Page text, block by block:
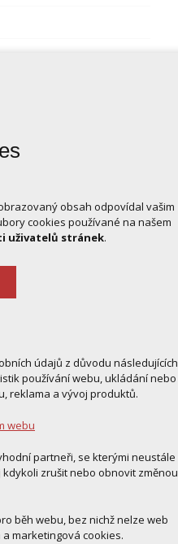
obsah odpovídal vašim
cookies používané na našem
uživatelů stránek.
jazyka, apod.
Heureka)
webu
údajů z důvodu následujících
používání webu, ukládání nebo
reklama a vývoj produktů.
webu
partneři, se kterými neustále
zrušit nebo obnovit změnou
běh webu, bez nichž nelze web
marketingová cookies.